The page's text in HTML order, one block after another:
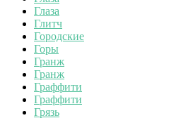
Глаза
Глитч
Городские
Горы
Гранж
Гранж
Граффити
Граффити
Грязь